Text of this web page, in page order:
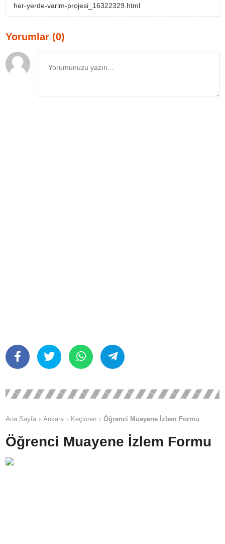
her-yerde-varim-projesi_16322329.html
Yorumlar (0)
Ana Sayfa Ankara Keçiören Öğrenci Muayene İzlem Formu
Öğrenci Muayene İzlem Formu